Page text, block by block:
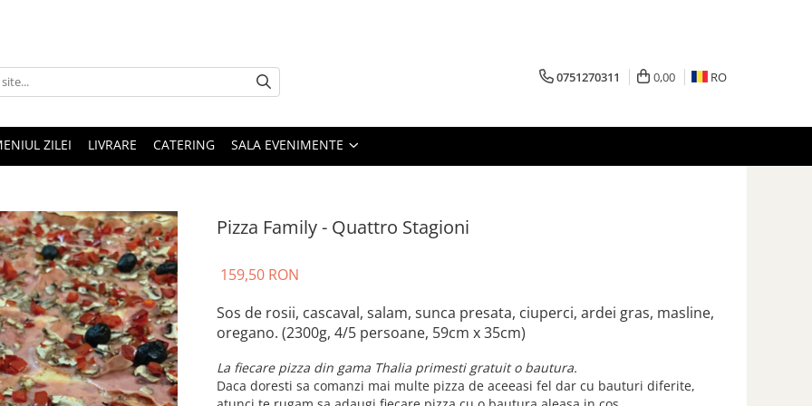
0751270311 0,00 RO
ZILEI LIVRARE CATERING SALA EVENIMENTE
Pizza Family - Quattro Stagioni
159,50 RON
Sos de rosii, cascaval, salam, sunca presata, ciuperci, ardei gras, masline,
oregano. (2300g, 4/5 persoane, 59cm x 35cm)
La fiecare pizza din gama Thalia primesti gratuit o bautura.
Daca doresti sa comanzi mai multe pizza de aceeasi fel dar cu bauturi diferite,